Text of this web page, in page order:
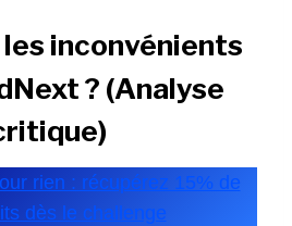
inconvénients
? (Analyse
rien : récupérez 15% de
dès le challenge